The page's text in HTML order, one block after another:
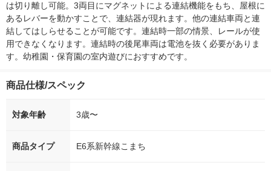
は切り離し可能。3両目にマグネットによる連結機能をもち、屋根に
あるレバーを動かすことで、連結器が現れます。他の連結車両と連
結してはしらせることが可能です。連結時一部の情景、レールが使
用できなくなります。連結時の後尾車両は電池を抜く必要がありま
す。幼稚園・保育園の室内遊びにおすすめです。
商品仕様/スペック
対象年齢 3歳〜
商品タイプ E6系新幹線こまち